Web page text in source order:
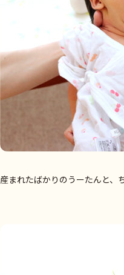
産まれたばかりのうーたんと、